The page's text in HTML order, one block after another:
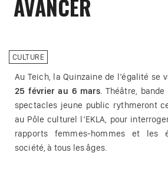
AVANCER
CULTURE
Au Teich, la Quinzaine de l’égalité se
25 février au 6 mars. Théâtre,
spectacles jeune public rythmeront
au Pôle culturel l’EKLA, pour
rapports femmes-hommes et les
société, à tous les âges.